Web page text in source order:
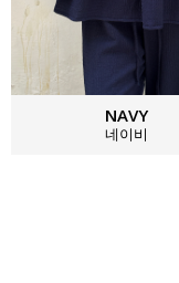
NAVY
네이비